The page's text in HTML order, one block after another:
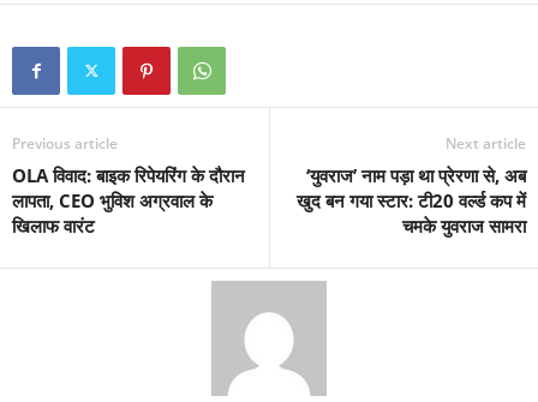
Previous article
OLA विवाद: बाइक रिपेयरिंग के दौरान
लापता, CEO भुविश अग्रवाल के
खिलाफ वारंट
Next article
‘युवराज’ नाम पड़ा था प्रेरणा से, अब
खुद बन गया स्टार: टी20 वर्ल्ड कप में
चमके युवराज सामरा